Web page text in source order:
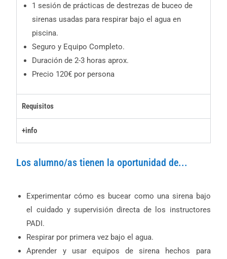
1 sesión de prácticas de destrezas de buceo de
sirenas usadas para respirar bajo el agua en
piscina.
Seguro y Equipo Completo.
Duración de 2-3 horas aprox.
Precio 120€ por persona
Requisitos
+info
Los alumno/as tienen la oportunidad de...
Experimentar cómo es bucear como una sirena bajo
el cuidado y supervisión directa de los instructores
PADI.
Respirar por primera vez bajo el agua.
Aprender y usar equipos de sirena hechos para